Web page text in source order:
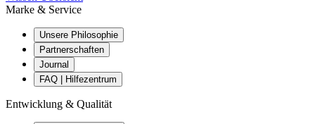
Marke & Service
Unsere Philosophie
Partnerschaften
Journal
FAQ | Hilfezentrum
Entwicklung & Qualität